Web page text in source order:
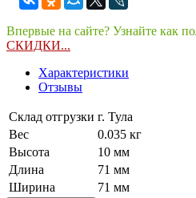
Впервые на сайте? Узнайте как
СКИДКИ...
Характеристики
Отзывы
Склад отгрузки г. Тула
Вес
0.035 кг
Высота
10 мм
Длина
71 мм
Ширина
71 мм